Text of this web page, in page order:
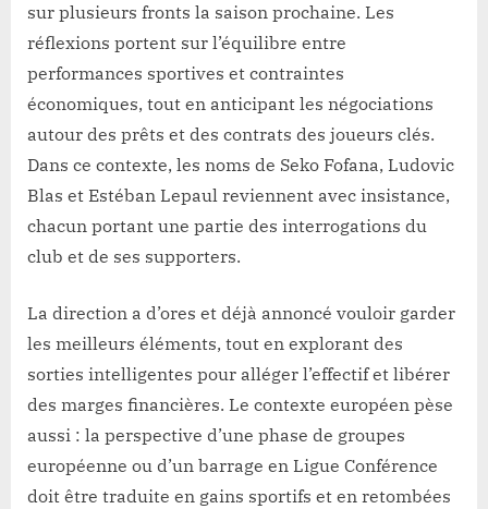
sur plusieurs fronts la saison prochaine. Les
réflexions portent sur l’équilibre entre
performances sportives et contraintes
économiques, tout en anticipant les négociations
autour des prêts et des contrats des joueurs clés.
Dans ce contexte, les noms de Seko Fofana, Ludovic
Blas et Estéban Lepaul reviennent avec insistance,
chacun portant une partie des interrogations du
club et de ses supporters.
La direction a d’ores et déjà annoncé vouloir garder
les meilleurs éléments, tout en explorant des
sorties intelligentes pour alléger l’effectif et libérer
des marges financières. Le contexte européen pèse
aussi : la perspective d’une phase de groupes
européenne ou d’un barrage en Ligue Conférence
doit être traduite en gains sportifs et en retombées